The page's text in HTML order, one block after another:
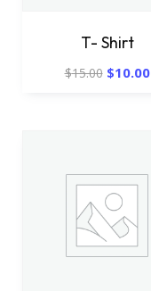
T- Shirt
$15.00 $10.00